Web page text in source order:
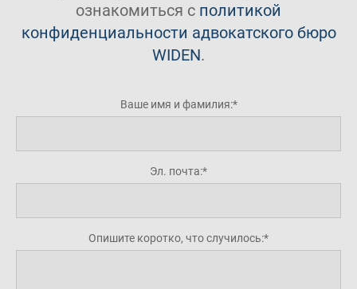
ознакомиться с политикой
конфиденциальности адвокатского бюро
WIDEN.
Ваше имя и фамилия:
Эл. почта:
Опишите коротко, что случилось: